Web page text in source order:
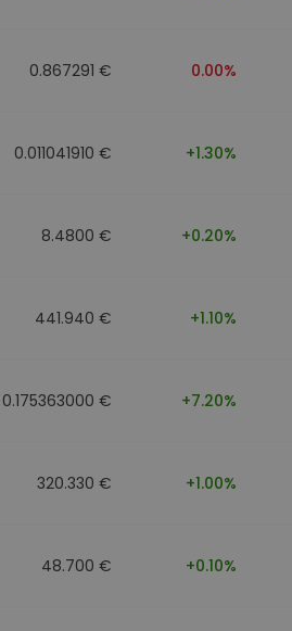
0.867291 € 0.00%
0.011041910 € +1.30%
8.4800 € +0.20%
441.940 € +1.10%
0.175363000 € +7.20%
320.330 € +1.00%
48.700 € +0.10%